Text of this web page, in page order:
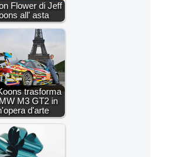
Flower di Jeff
all' asta
trasforma
M3 GT2 in
d'arte